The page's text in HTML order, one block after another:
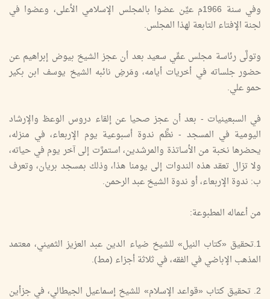
وفي سنة 1966م عيِّن عضوا بالمجلس الإسلامي الأعلى، وعضوا في
لجنة الإفتاء التابعة لهذا المجلس.
وتولَّى رئاسة مجلس عمِّي سعيد بعد أن عجز الشيخ بيوض إبراهيم عن
حضور جلساته في أخريات أيامه، ومَرضِ نائبه الشيخ يوسف ابن بكير
حمو علي.
في السبعينيات - بعد أن عجز صحيا عن إلقاء دروس الوعظ والإرشاد
اليومية في المسجد - نظَّم ندوة أسبوعية يوم الإربعاء، في منزله،
يحضرها نخبة من الأساتذة والمرشدين، استمرَّت إلى آخر يوم في حياته،
ولا تزال تعقد هذه الندوات إلى يومنا هذا، وذلك بمسجد بريان، وتعرف
ب: ندوة الإربعاء، أو ندوة الشيخ عبد الرحمن.
من أعماله المطبوعة:
1.تحقيق «كتاب النيل» للشيخ ضياء الدين عبد العزيز الثميني، معتمد
المذهب الإباضي في الفقه، في ثلاثة أجزاء (مط).
2. تحقيق كتاب «قواعد الإسلام» للشيخ إسماعيل الجيطالي، في جزأين